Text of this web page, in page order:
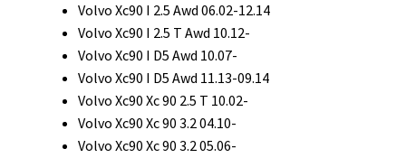
Volvo Xc90 I 2.5 Awd 06.02-12.14
Volvo Xc90 I 2.5 T Awd 10.12-
Volvo Xc90 I D5 Awd 10.07-
Volvo Xc90 I D5 Awd 11.13-09.14
Volvo Xc90 Xc 90 2.5 T 10.02-
Volvo Xc90 Xc 90 3.2 04.10-
Volvo Xc90 Xc 90 3.2 05.06-